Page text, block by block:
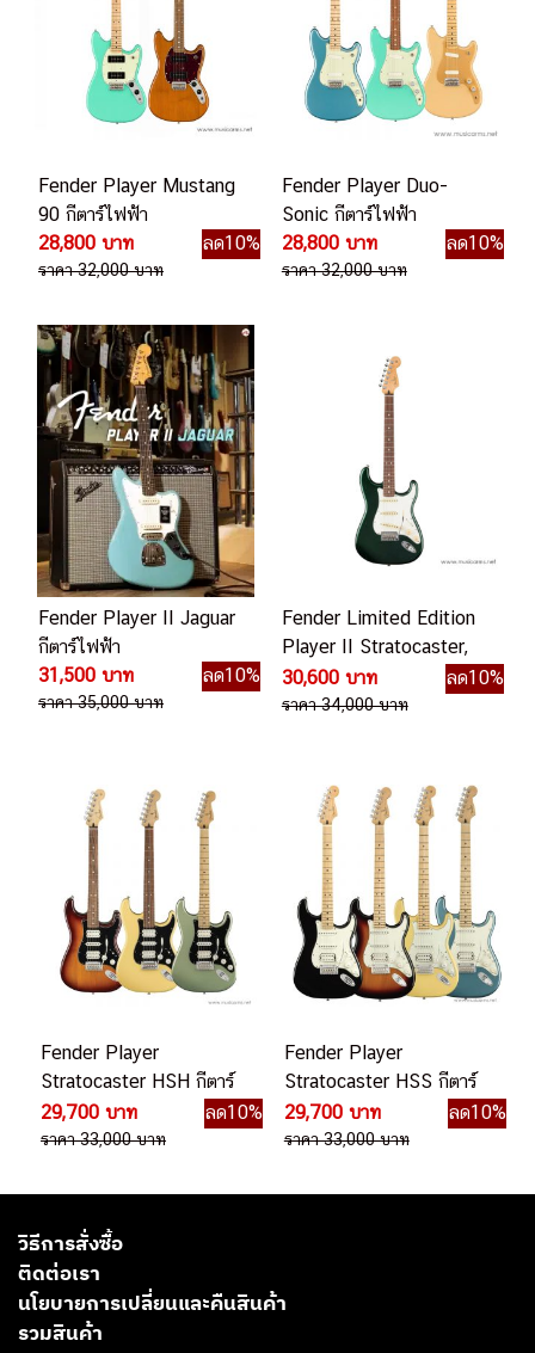
Fender Player Mustang
90 กีตาร์ไฟฟ้า
28,800 บาท
ลด10%
ราคา 32,000 บาท
Fender Player Duo-
Sonic กีตาร์ไฟฟ้า
28,800 บาท
ลด10%
ราคา 32,000 บาท
Fender Player II Jaguar
กีตาร์ไฟฟ้า
31,500 บาท
ลด10%
ราคา 35,000 บาท
Fender Limited Edition
Player II Stratocaster,
British Racing Green
กีตาร์ไฟฟ้า
30,600 บาท ลด10%
ราคา 34,000 บาท
Fender Player
Stratocaster HSH กีตาร์
ไฟฟ้า
29,700 บาท ลด10%
ราคา 33,000 บาท
Fender Player
Stratocaster HSS กีตาร์
ไฟฟ้า
29,700 บาท ลด10%
ราคา 33,000 บาท
วิธีการสั่งซื้อ
ติดต่อเรา
นโยบายการเปลี่ยนและคืนสินค้า
รวมสินค้า